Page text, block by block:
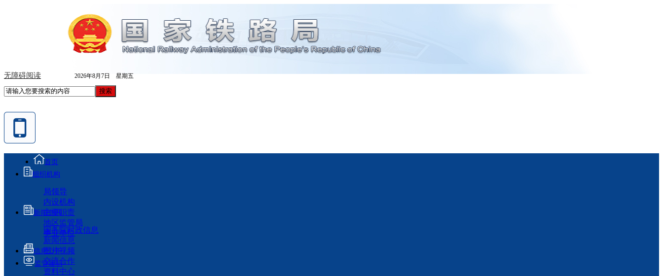
无障碍阅读 2026年8月7日 星期五
首页
组织机构
局领导
内设机构
主要职责
地区监管局
事业单位
新闻资讯
国务院时政信息
新闻信息
图片视频
交流合作
资料中心
信息公开
监管履职